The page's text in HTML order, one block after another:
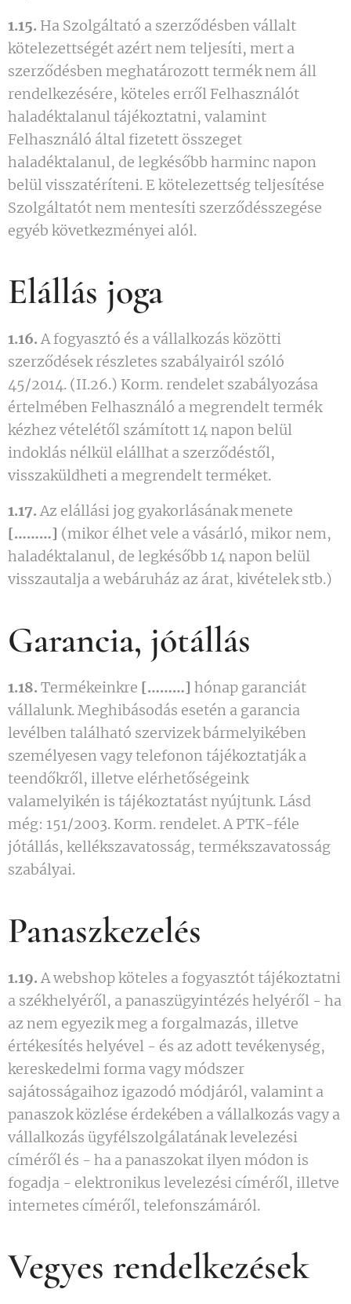
1.15. Ha Szolgáltató a szerződésben vállalt
kötelezettségét azért nem teljesíti, mert a
szerződésben meghatározott termék nem áll
rendelkezésére, köteles erről Felhasználót
haladéktalanul tájékoztatni, valamint
Felhasználó által fizetett összeget
haladéktalanul, de legkésőbb harminc napon
belül visszatéríteni. E kötelezettség teljesítése
Szolgáltatót nem mentesíti szerződésszegése
egyéb következményei alól.
Elállás joga
1.16. A fogyasztó és a vállalkozás közötti
szerződések részletes szabályairól szóló
45/2014. (II.26.) Korm. rendelet szabályozása
értelmében Felhasználó a megrendelt termék
kézhez vételétől számított 14 napon belül
indoklás nélkül elállhat a szerződéstől,
visszaküldheti a megrendelt terméket.
1.17. Az elállási jog gyakorlásának menete
[………] (mikor élhet vele a vásárló, mikor nem,
haladéktalanul, de legkésőbb 14 napon belül
visszautalja a webáruház az árat, kivételek stb.)
Garancia, jótállás
1.18. Termékeinkre [………] hónap garanciát
vállalunk. Meghibásodás esetén a garancia
levélben található szervizek bármelyikében
személyesen vagy telefonon tájékoztatják a
teendőkről, illetve elérhetőségeink
valamelyikén is tájékoztatást nyújtunk. Lásd
még: 151/2003. Korm. rendelet. A PTK-féle
jótállás, kellékszavatosság, termékszavatosság
szabályai.
Panaszkezelés
1.19. A webshop köteles a fogyasztót tájékoztatni
a székhelyéről, a panaszügyintézés helyéről - ha
az nem egyezik meg a forgalmazás, illetve
értékesítés helyével - és az adott tevékenység,
kereskedelmi forma vagy módszer
sajátosságaihoz igazodó módjáról, valamint a
panaszok közlése érdekében a vállalkozás vagy a
vállalkozás ügyfélszolgálatának levelezési
címéről és - ha a panaszokat ilyen módon is
fogadja - elektronikus levelezési címéről, illetve
internetes címéről, telefonszámáról.
Vegyes rendelkezések